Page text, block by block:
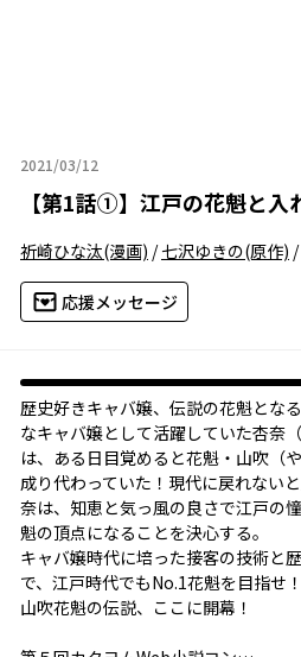
2021/03/12
2021年03月12日
【第1話①】 江戸の花魁と入
祈崎ひな汰(漫画) /七沢ゆきの(原作) /
応援メッセージ
歴史好きキャバ嬢、伝説の花魁となる
なキャバ嬢として活躍していた杏奈（
は、ある日目覚めると花魁・山吹（
成り代わっていた！現代に戻れない
奈は、知恵と気っ風の良さで江戸の
魁の頂点になることを決心する。
キャバ嬢時代に培った接客の技術と
で、江戸時代でもNo.1花魁を目指せ――！
山吹花魁の伝説、ここに開幕！